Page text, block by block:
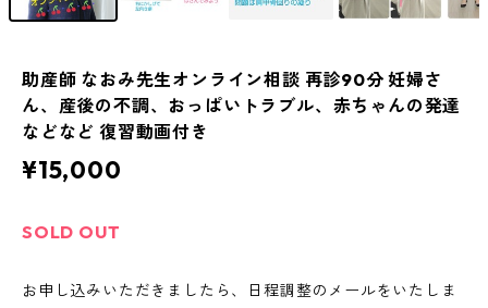
助産師 なおみ先生オンライン相談 再診90分 妊婦さ
ん、産後の不調、おっぱいトラブル、赤ちゃんの発達
などなど 復習動画付き
¥15,000
SOLD OUT
お申し込みいただきましたら、日程調整のメールをいたしま